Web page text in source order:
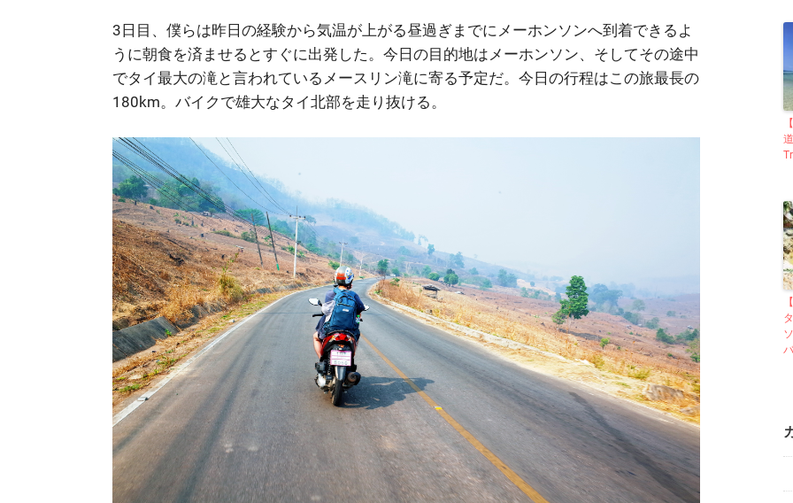
3日目、僕らは昨日の経験から気温が上がる昼過ぎまでにメーホンソンへ到着できるよ
うに朝食を済ませるとすぐに出発した。今日の目的地はメーホンソン、そしてその途中
でタイ最大の滝と言われているメースリン滝に寄る予定だ。今日の行程はこの旅最長の
180km。バイクで雄大なタイ北部を走り抜ける。